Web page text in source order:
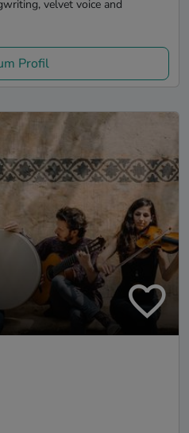
velvet voice and
Profil